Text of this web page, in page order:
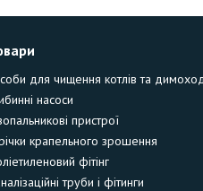
для чищення котлів та
насоси
пристрої
крапельного зрошення
фітінг
труби і фітинги